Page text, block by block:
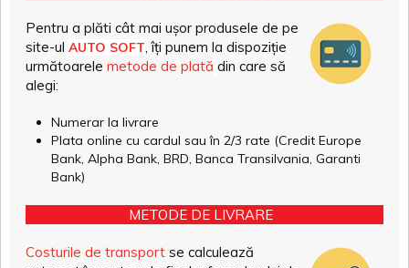
Pentru a plăti cât mai ușor produsele de pe
site-ul AUTO SOFT , îți punem la dispoziție
următoarele metode de plată din care să
alegi:
Numerar la livrare
Plata online cu cardul sau în 2/3 rate (Credit Europe
Bank, Alpha Bank, BRD, Banca Transilvania, Garanti
Bank)
METODE DE LIVRARE
Costurile de transport se calculează